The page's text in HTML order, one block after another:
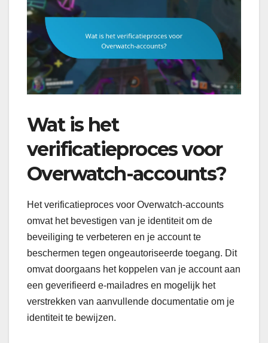
Wat is het
verificatieproces voor
Overwatch-accounts?
Het verificatieproces voor Overwatch-accounts
omvat het bevestigen van je identiteit om de
beveiliging te verbeteren en je account te
beschermen tegen ongeautoriseerde toegang. Dit
omvat doorgaans het koppelen van je account aan
een geverifieerd e-mailadres en mogelijk het
verstrekken van aanvullende documentatie om je
identiteit te bewijzen.